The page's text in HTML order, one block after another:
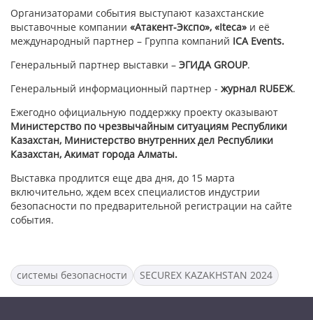
Организаторами события выступают казахстанские
выставочные компании «Атакент-Экспо», «Iteca» и её
международный партнер – Группа компаний ICA Events.
Генеральный партнер выставки – ЭГИДА GROUP.
Генеральный информационный партнер - журнал RUБЕЖ.
Ежегодно официальную поддержку проекту оказывают
Министерство по чрезвычайным ситуациям Республики
Казахстан, Министерство внутренних дел Республики
Казахстан, Акимат города Алматы.
Выставка продлится еще два дня, до 15 марта
включительно, ждем всех специалистов индустрии
безопасности по предварительной регистрации на сайте
события.
системы безопасности SECUREX KAZAKHSTAN 2024